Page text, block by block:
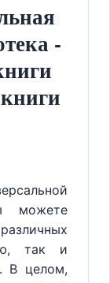
-
можете
так и
В целом,